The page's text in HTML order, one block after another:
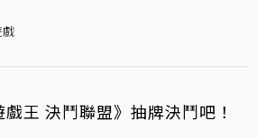
王 決鬥聯盟》抽牌決鬥吧！